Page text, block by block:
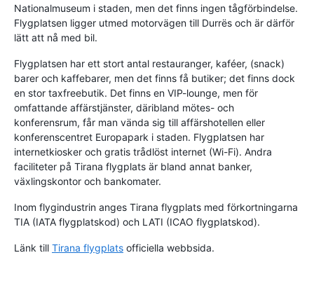
Nationalmuseum i staden, men det finns ingen tågförbindelse.
Flygplatsen ligger utmed motorvägen till Durrës och är därför
lätt att nå med bil.
Flygplatsen har ett stort antal restauranger, kaféer, (snack)
barer och kaffebarer, men det finns få butiker; det finns dock
en stor taxfreebutik. Det finns en VIP-lounge, men för
omfattande affärstjänster, däribland mötes- och
konferensrum, får man vända sig till affärshotellen eller
konferenscentret Europapark i staden. Flygplatsen har
internetkiosker och gratis trådlöst internet (Wi-Fi). Andra
faciliteter på Tirana flygplats är bland annat banker,
växlingskontor och bankomater.
Inom flygindustrin anges Tirana flygplats med förkortningarna
TIA (IATA flygplatskod) och LATI (ICAO flygplatskod).
Länk till Tirana flygplats officiella webbsida.